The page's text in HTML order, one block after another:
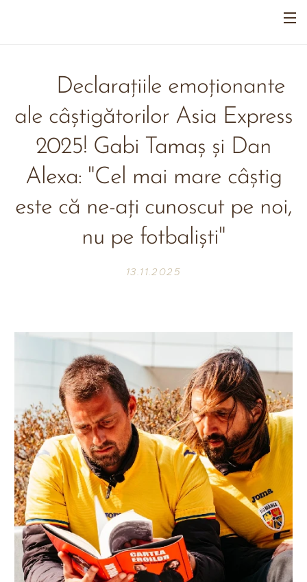
🏆 Declarațiile emoționante
ale câștigătorilor Asia Express
2025! Gabi Tamaș și Dan
Alexa: "Cel mai mare câștig
este că ne-ați cunoscut pe noi,
nu pe fotbaliști"
13.11.2025